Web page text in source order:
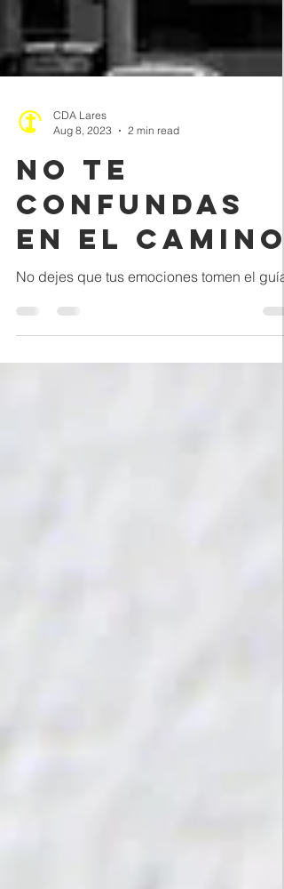
Aug 8, 2023
No te
Confundas
en el Camino
No dejes que tus emociones tomen el guía.